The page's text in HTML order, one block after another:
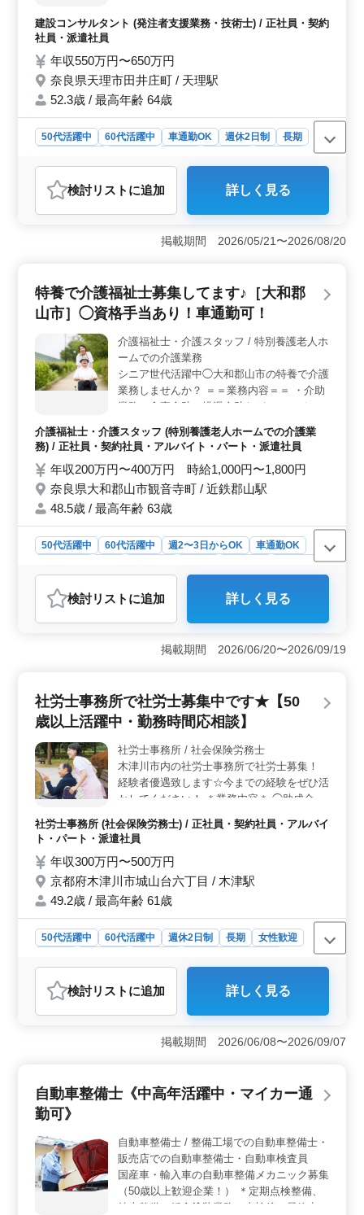
ら直接通える利便性が高い職場です。車通勤が許可され
ているため、通勤のストレスを軽減することができま
す。地元で腰を据えて長期的に働きたい方にとって、安
定した収入と安心できる雇用環境が整っています。
務(工事監督支援業務) ・工事管理(品質・工
程・安全)、施工計画 ・現場での打ち合わせ
図書作成、CADによる図面修正 中高年、シ
ニア層人材急募（50〜60代の技術士活躍
中） ＊備考＊ 交通費支給 単身赴任宿舎完備
ます
建設コンサルタント (発注者支援業務・技術士) / 正社員・契約
社員・派遣社員
年収550万円〜650万円
奈良県天理市田井庄町 / 天理駅
52.3歳 / 最高年齢 64歳
50代活躍中 60代活躍中 車通勤OK 週休2日制
長期
おすすめポイント
＜発注者支援業務経験者向け案件＞ 奈良県天理市田井
庄町にて、河川や海岸、トンネル工事などの現場監督経
験を持つ発注者支援業務のベテランを募集しています。
工事管理、現場打ち合わせ、資料作成などの業務が中心
です。積算や竣工図書作成、CAD図面修正なども担当し
生かせる職場です。 ＜待遇と条件＞ 1級土木施工管
理技士やCAD経験者を歓迎します。交通費支給、単身赴
任用の宿舎完備、社用車支給などの福利厚生が整ってい
ます。平均年齢は52.3歳で、男性が7割、女性が3割の構
検討リスト に追加 詳しく見る
掲載期間 2026/05/21〜2026/08/20
特養で介護福祉士募集してます♪［大和郡
山市］◯資格手当あり！車通勤可！
介護福祉士・介護スタッフ / 特別養護老人ホ
ームでの介護業務
シニア世代活躍中◯大和郡山市の特養で介護
業務しませんか？ ＝＝業務内容＝＝ ・介助
業務（食事介助、排泄介助など） ・レクリ
エーション ・リハビリテーションサポート
・書類作成、書類整理等 ＝＝備考＝＝ ◯資
格手当あり！ ◯車通勤可能 皆様からのご応
募お待ちしております♪
介護福祉士・介護スタッフ (特別養護老人ホームでの介護業
務) / 正社員・契約社員・アルバイト・パート・派遣社員
年収200万円〜400万円 時給1,000円〜1,800円
奈良県大和郡山市観音寺町 / 近鉄郡山駅
48.5歳 / 最高年齢 63歳
50代活躍中 60代活躍中 週2〜3日からOK
車通勤OK
派遣社員
介護福祉士・介護スタッフ
おすすめポイント
＜勤務形態の柔軟性＞ 正社員からアルバイトまで複数
の雇用形態を選べ、週2〜3日からの勤務も可能です。
様々なライフスタイルに合わせて働き方を選べるので、
り、スキルアップを目指す介護士にとって魅力的で
す。 また、車通勤が可能で無料駐車場も完備している
躍中＞ 50代、60代のシニア世代も活躍中で、経験豊富
な仲間とともに働ける環境です。年齢を問わず働ける職
場環境です。
検討リスト に追加 詳しく見る
掲載期間 2026/06/20〜2026/09/19
社労士事務所で社労士募集中です★【50
歳以上活躍中・勤務時間応相談】
社労士事務所 / 社会保険労務士
木津川市内の社労士事務所で社労士募集！
経験者優遇致します☆今までの経験をぜひ活
かしてください！ ＊業務内容＊ ◯助成金の
申請 ◯労務顧問・給与計算 ◯就業規則の作
成・変更 等 ＊備考＊ ◎完全週休2日制 ◎50
代、60代の採用実績あり ◎経験者優遇 ◎勤
務時間応相談 長期勤務できる方積極採用中
です！ ご応募お待ちしております♪
社労士事務所 (社会保険労務士) / 正社員・契約社員・アルバイ
ト・パート・派遣社員
年収300万円〜500万円
京都府木津川市城山台六丁目 / 木津駅
49.2歳 / 最高年齢 61歳
50代活躍中 60代活躍中 週休2日制 長期
女性歓迎
おすすめポイント
＜経験を活かす＞ 助成金の申請や給与計算、就業規則
の作成など、幅広い業務を担当できます。経験豊富な方
を優遇し、50代や60代の方々も積極的に活躍中です。社
時間も応相談です。ライフスタイルに合わせて働ける環
境が整っています。女性も歓迎し、多様な人材が活躍し
方を実現できます。 ＜長期勤務へのサポート＞ 長
期間勤務していただける方を歓迎しています。安定した
職場で、着実にキャリアを積み上げていくことができま
す。経験を存分に発揮し、組織の発展に貢献していくこ
とが期待されています。ますますのご活躍をお待ちして
検討リスト に追加 詳しく見る
掲載期間 2026/06/08〜2026/09/07
自動車整備士《中高年活躍中・マイカー通
勤可》
自動車整備士 / 整備工場での自動車整備士・
販売店での自動車整備士・自動車検査員
国産車・輸入車の自動車整備メカニック募集
（50歳以上歓迎企業！） ＊定期点検整備、
納車整備、鈑金塗装業務、車検後の最終点